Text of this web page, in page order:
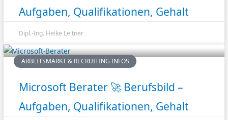
Aufgaben, Qualifikationen, Gehalt
Dipl.-Ing. Heike Leitner
ARBEITSMARKT & RECRUITING INFOS
Microsoft Berater 🚀 Berufsbild –
Aufgaben, Qualifikationen, Gehalt